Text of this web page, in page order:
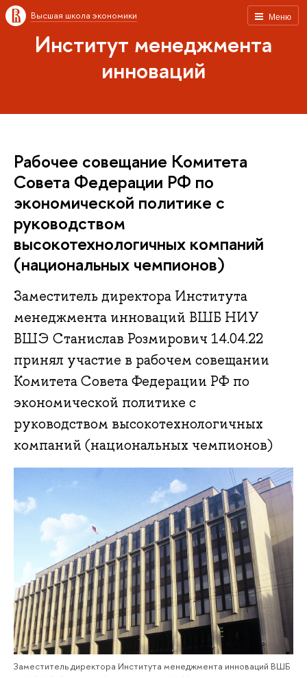
Меню
Высшая школа экономики
Институт менеджмента
инноваций
Рабочее совещание Комитета
Совета Федерации РФ по
экономической политике с
руководством
высокотехнологичных компаний
(национальных чемпионов)
Заместитель директора Института
менеджмента инноваций ВШБ НИУ
ВШЭ Станислав Розмирович 14.04.22
принял участие в рабочем совещании
Комитета Совета Федерации РФ по
экономической политике с
руководством высокотехнологичных
компаний (национальных чемпионов)
Заместитель директора Института менеджмента инноваций ВШБ